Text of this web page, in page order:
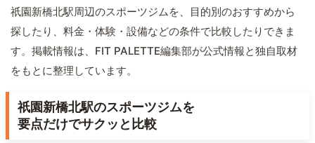
祇園新橋北駅周辺のスポーツジムを、目的別のおすすめから
探したり、料金・体験・設備などの条件で比較したりできま
す。掲載情報は、FIT PALETTE編集部が公式情報と独自取材
をもとに整理しています。
祇園新橋北駅のスポーツジムを
要点だけでサクッと比較